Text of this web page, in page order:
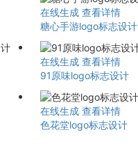
在线生成 查看详情
糖心手游logo标志设计
在线生成 查看详情
91原味logo标志设计
在线生成 查看详情
色花堂logo标志设计